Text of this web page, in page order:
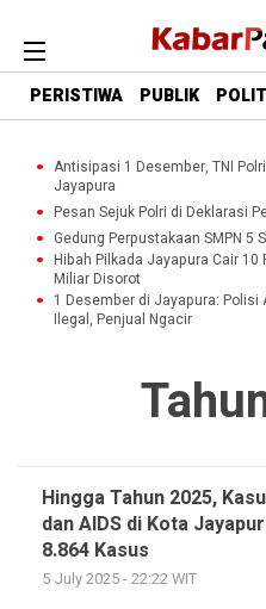
PERISTIWA PUBLIK
Antisipasi 1 Desember, TNI
Jayapura
Pesan Sejuk Polri di Deklarasi
Gedung Perpustakaan SMPN 5
Hibah Pilkada Jayapura Cair 10
Miliar Disorot
1 Desember di Jayapura:
Ilegal, Penjual Ngacir
Hingga Tahun 2025,
dan AIDS di Kota
8.864 Kasus
5 July 2025 - 22:22 WIT